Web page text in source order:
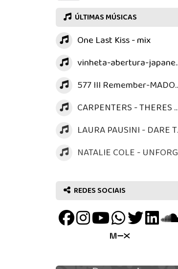
ÚLTIMAS MÚSICAS
One Last Kiss - mix
vinheta-abertura-japanese-music
577 Ill Remember-MADONNA
CARPENTERS - THERES A KIND OF RUSH
LAURA PAUSINI - DARE TO LIVE VIVERE
NATALIE COLE - UNFORGETTABLE
REDES SOCIAIS